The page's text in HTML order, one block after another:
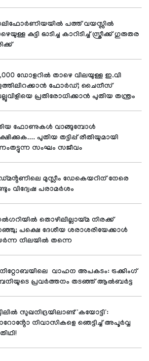
പത്ത് വയസ്സിൽ
കുട്ടി ഓടിച്ച കാറിടിച്ച് സ്ത്രീക്ക് ഗുരുതര
ഡോളറിൽ താഴെ വിലയുള്ള ഇ.വി
ഫോർഡ്; ചൈനീസ്
പ്രതിരോധിക്കാൻ പുതിയ തന്ത്രം
ഫോണുകൾ വാങ്ങുമ്പോൾ
പുതിയ തട്ടിപ്പ് രീതിയുമായി
സംഘം സജീവം
മുസ്ലീം ഡേകെയറിന് നേരെ
വിദ്വേഷ പരാമർശം
തൊഴിലില്ലായ്മ നിരക്ക്
പക്ഷെ ദേശീയ ശരാശരിയേക്കാൾ
നിലയിൽ തന്നെ
വാഹന അപകടം: ട്രക്കിംഗ്
പ്രവർത്തനം തടഞ്ഞ് ആൽബർട്ട
സുഖനിദ്രയിലാണ്ട് 'കയോട്ടി':
നിവാസികളെ ഞെട്ടിച്ച് അപൂർവ്വ